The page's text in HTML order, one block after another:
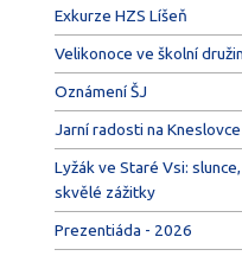
Exkurze HZS Líšeň
Velikonoce ve školní
Oznámení ŠJ
Jarní radosti na Kneslovce
Lyžák ve Staré Vsi:
skvělé zážitky
Prezentiáda - 2026